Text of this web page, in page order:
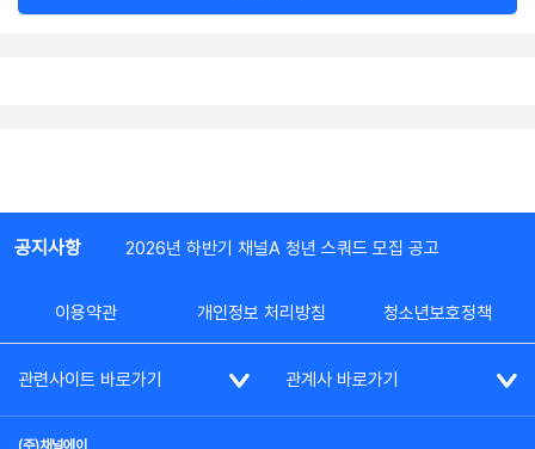
공지사항 2026년 하반기 채널A 청년 스쿼드 모집 공고
이용약관 개인정보 처리방침 청소년보호정책
관련사이트 바로가기 관계사 바로가기
(주)채널에이